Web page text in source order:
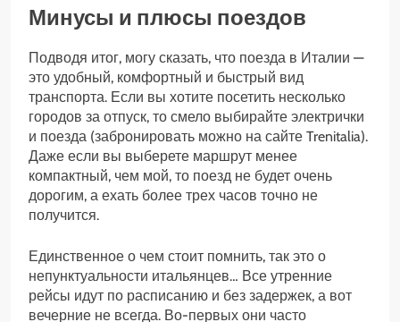
Минусы и плюсы поездов
Подводя итог, могу сказать, что поезда в Италии —
это удобный, комфортный и быстрый вид
транспорта. Если вы хотите посетить несколько
городов за отпуск, то смело выбирайте электрички
и поезда (забронировать можно на сайте Trenitalia).
Даже если вы выберете маршрут менее
компактный, чем мой, то поезд не будет очень
дорогим, а ехать более трех часов точно не
получится.
Единственное о чем стоит помнить, так это о
непунктуальности итальянцев… Все утренние
рейсы идут по расписанию и без задержек, а вот
вечерние не всегда. Во-первых они часто